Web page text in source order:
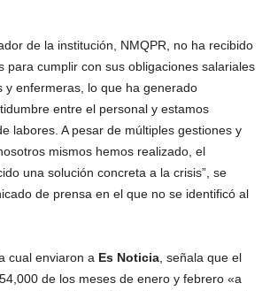
de la institución, NMQPR, no ha recibido
para cumplir con sus obligaciones salariales
y enfermeras, lo que ha generado
entre el personal y estamos
labores. A pesar de múltiples gestiones y
mismos hemos realizado, el
una solución concreta a la crisis”, se
de prensa en el que no se identificó al
cual enviaron a Es Noticia , señala que el
de los meses de enero y febrero «a